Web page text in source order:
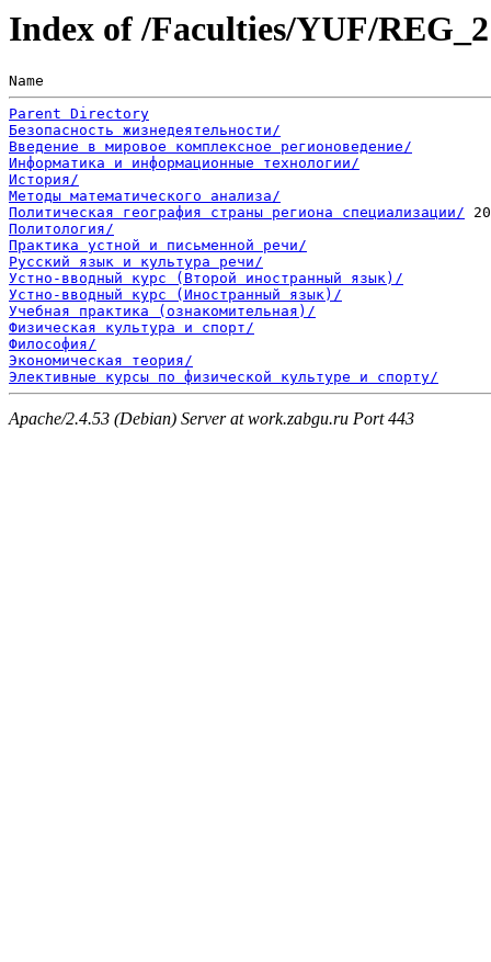
Index of /Faculties/YUF/
Name
Parent Directory
Безопасность жизнедеятельности/
Введение в мировое комплексное регионоведение/
Информатика и информационные технологии/
История/
Методы математического анализа/
Политическая география страны региона специализации/
Политология/
Практика устной и письменной речи/
Русский язык и культура речи/
Устно-вводный курс (Второй иностранный язык)/
Устно-вводный курс (Иностранный язык)/
Учебная практика (ознакомительная)/
Физическая культура и спорт/
Философия/
Экономическая теория/
Элективные курсы по физической культуре и спорту/
Apache/2.4.53 (Debian) Server at work.zabgu.ru Port 443